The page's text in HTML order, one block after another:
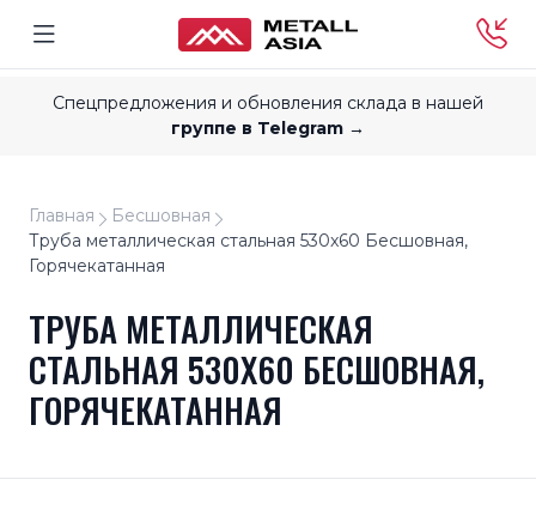
Спецпредложения и обновления склада в нашей
группе в Telegram →
Главная
Бесшовная
Труба металлическая стальная 530x60 Бесшовная,
Горячекатанная
ТРУБА МЕТАЛЛИЧЕСКАЯ
СТАЛЬНАЯ 530X60 БЕСШОВНАЯ,
ГОРЯЧЕКАТАННАЯ